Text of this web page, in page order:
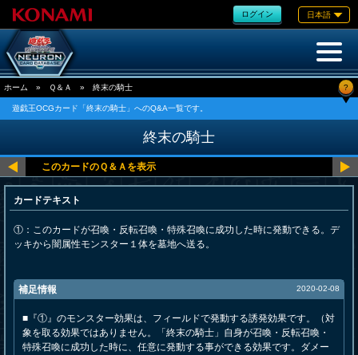
ログイン 日本語
ホーム » Ｑ＆Ａ » 終末の騎士 ?
遊戯王OCGカード「終末の騎士」へのQ&A一覧です。
終末の騎士
カードテキスト
①：このカードが召喚・反転召喚・特殊召喚に成功した時に発動できる。デ
ッキから闇属性モンスター１体を墓地へ送る。
補足情報 2020-02-08
■『①』のモンスター効果は、フィールドで発動する誘発効果です。（対
象を取る効果ではありません。「終末の騎士」自身が召喚・反転召喚・
特殊召喚に成功した時に、任意に発動する事ができる効果です。ダメー